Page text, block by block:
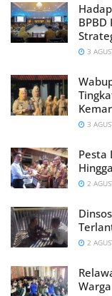
BPBD
3
3
Pesta
2
2